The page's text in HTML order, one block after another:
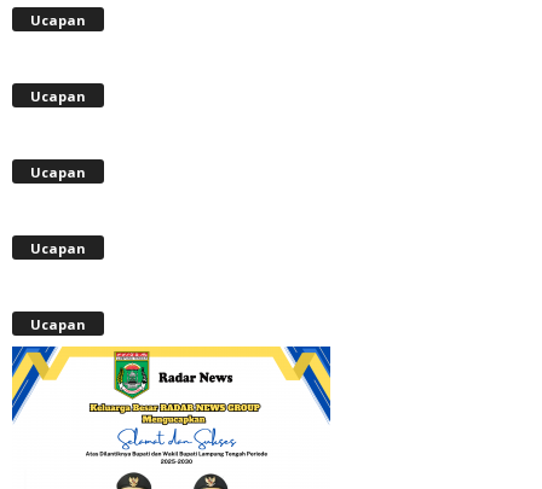
Ucapan
Ucapan
Ucapan
Ucapan
Ucapan